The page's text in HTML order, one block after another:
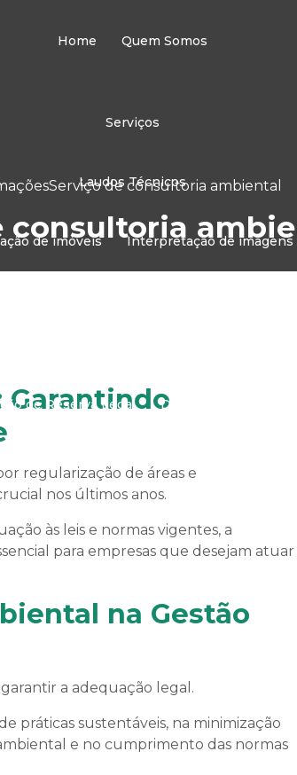
Home Quem Somos
Serviços
Laudos Técnicos
de imóveis Interpretação de imagens
de Reserva Legal Defesa Técnica em
Serviço de Laudos Técnicos
Topografia
Serviço de consultoria ambiental
consultoria
regularização de áreas e
nos últimos anos.
às leis e normas vigentes, a
para empresas que desejam atuar
na Gestão
a adequação legal.
práticas sustentáveis, na minimização
e no cumprimento das normas